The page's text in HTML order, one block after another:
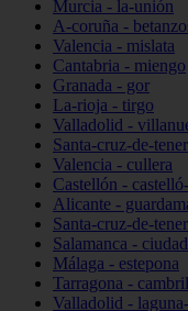
Murcia - la-unión
A-coruña -
Valencia - mislata
Cantabria - miengo
Granada - gor
La-rioja - tirgo
Valladolid -
Santa-cruz-de-
Valencia - cullera
Castellón -
Alicante -
Santa-cruz-de-
Salamanca -
Málaga - estepona
Tarragona -
Valladolid -